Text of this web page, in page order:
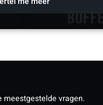
meestgestelde vragen.